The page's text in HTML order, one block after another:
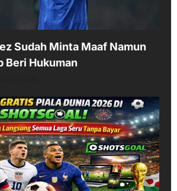
Sudah Minta Maaf Namun
Beri Hukuman